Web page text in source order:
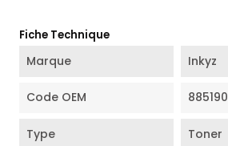
Fiche Technique
Marque Inkyz
Code OEM 885190
Type Toner